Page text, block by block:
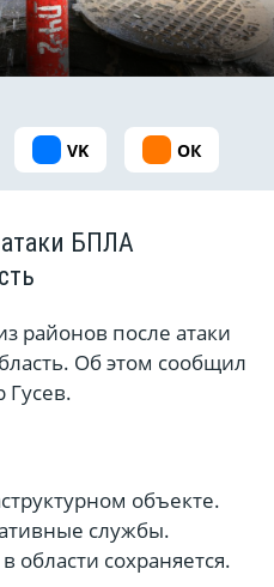
VK ОК
БПЛА
районов после атаки
Об этом сообщил
Гусев.
объекте.
службы.
области сохраняется.